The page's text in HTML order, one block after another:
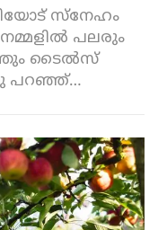
സ്‌നേഹം
പലരും
ടൈല്‍സ്
പറഞ്ഞ്…